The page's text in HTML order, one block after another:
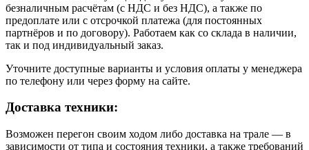
безналичным расчётам (с НДС и без НДС), а также по
предоплате или с отсрочкой платежа (для постоянных
партнёров и по договору). Работаем как со склада в наличии,
так и под индивидуальный заказ.
Уточните доступные варианты и условия оплаты у менеджера
по телефону или через форму на сайте.
Доставка техники:
Возможен перегон своим ходом либо доставка на трале — в
зависимости от типа и состояния техники, а также требований